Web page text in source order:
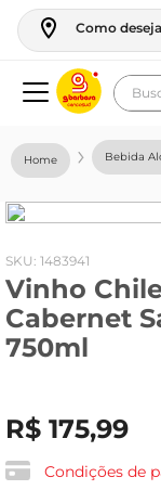
Como
Bebida
: 1483941
Vinho
Cabernet
750ml
R$ 175,99
Condições de
geladeira
fogao
café
cerveja
vinho
leite pó